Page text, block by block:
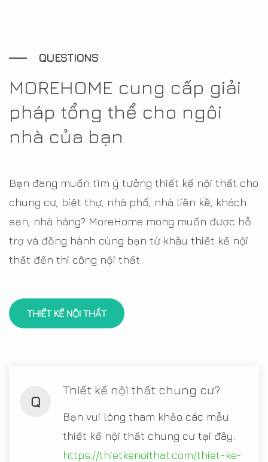
QUESTIONS
MOREHOME cung cấp giải
pháp tổng thể cho ngôi
nhà của bạn
Bạn đang muốn tìm ý tưởng thiết kế nội thất cho
chung cư, biệt thự, nhà phố, nhà liền kề, khách
sạn, nhà hàng? MoreHome mong muốn được hỗ
trợ và đồng hành cùng bạn từ khâu thiết kế nội
thất đến thi công nội thất.
THIẾT KẾ NỘI THẤT
Q
Thiết kế nội thất chung cư?
Bạn vui lòng tham khảo các mẫu
thiết kế nội thất chung cư tại đây:
https://thietkenoithat.com/thiet-ke-